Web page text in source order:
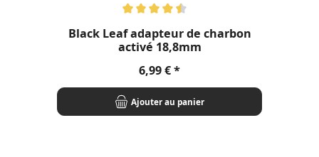
Black Leaf adapteur de charbon
activé 18,8mm
Prix régulier :
6,99 €
Ajouter au panier